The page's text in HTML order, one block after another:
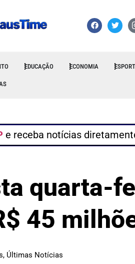
EDUCAÇÃO ECONOMIA
e receba notícias
quarta-
45
, Últimas Notícias